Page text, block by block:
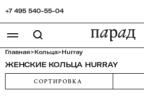
+7 495 540-55-04
Главная>Кольца>Hurray
ЖЕНСКИЕ КОЛЬЦА HURRAY
СОРТИРОВКА